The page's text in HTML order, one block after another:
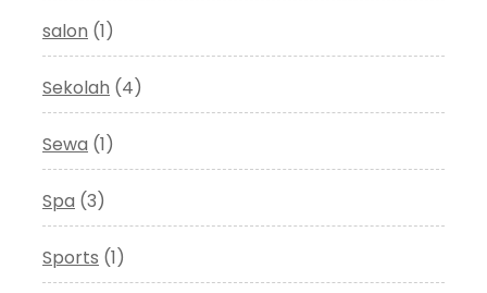
salon (1)
Sekolah (4)
Sewa (1)
Spa (3)
Sports (1)